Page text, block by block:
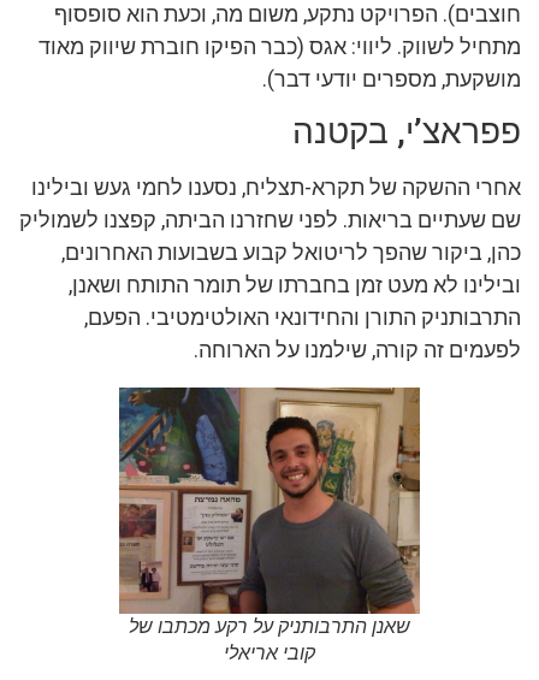
חוצבים). הפרויקט נתקע, משום מה, וכעת הוא סופסוף
מתחיל לשווק. ליווי: אגס (כבר הפיקו חוברת שיווק מאוד
מושקעת, מספרים יודעי דבר).
פפראצ’י, בקטנה
אחרי ההשקה של תקרא-תצליח, נסענו לחמי געש ובילינו
שם שעתיים בריאות. לפני שחזרנו הביתה, קפצנו לשמוליק
כהן, ביקור שהפך לריטואל קבוע בשבועות האחרונים,
ובילינו לא מעט זמן בחברתו של תומר התותח ושאנן,
התרבותניק התורן והחידונאי האולטימטיבי. הפעם,
לפעמים זה קורה, שילמנו על הארוחה.
שאנן התרבותניק על רקע מכתבו של
קובי אריאלי